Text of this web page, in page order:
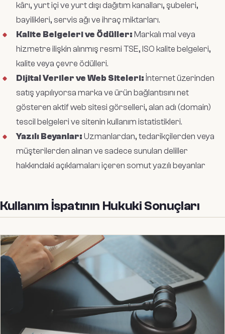
kârı, yurt içi ve yurt dışı dağıtım kanalları, şubeleri,
bayilikleri, servis ağı ve ihraç miktarları.
Kalite Belgeleri ve Ödüller: Markalı mal veya
hizmetre ilişkin alınmış resmi TSE, ISO kalite belgeleri,
kalite veya çevre ödülleri.
Dijital Veriler ve Web Siteleri: İnternet üzerinden
satış yapılıyorsa marka ve ürün bağlantısını net
gösteren aktif web sitesi görselleri, alan adı (domain)
tescil belgeleri ve sitenin kullanım istatistikleri.
Yazılı Beyanlar: Uzmanlardan, tedarikçilerden veya
müşterilerden alınan ve sadece sunulan deliller
hakkındaki açıklamaları içeren somut yazılı beyanlar
Kullanım İspatının Hukuki Sonuçları